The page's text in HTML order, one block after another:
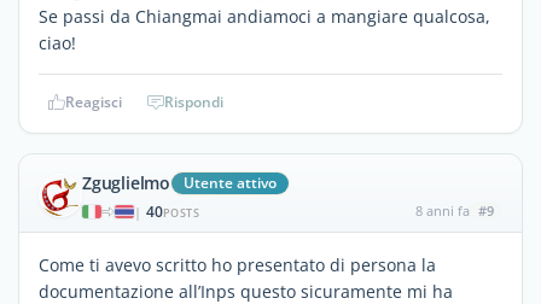
Se passi da Chiangmai andiamoci a mangiare qualcosa,
ciao!
Reagisci Rispondi
Zguglielmo Utente attivo
| 40POSTS 8 anni fa #9
Come ti avevo scritto ho presentato di persona la
documentazione all’Inps questo sicuramente mi ha